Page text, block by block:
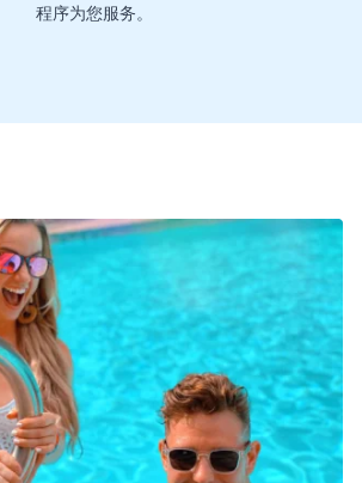
程序为您服务。